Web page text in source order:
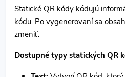
Statické QR kódy kódujú
kódu. Po vygenerovaní sa
zmeniť.
Dostupné typy statických QR